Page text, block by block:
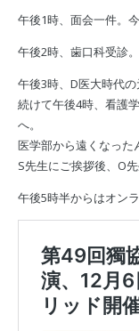
午後1時、面会一件。
午後2時、歯口科受診
午後3時、D医大時代
続けて午後4時、看護
へ。
医学部から遠くなった
S先生にご挨拶後、O
午後5時半からはオン